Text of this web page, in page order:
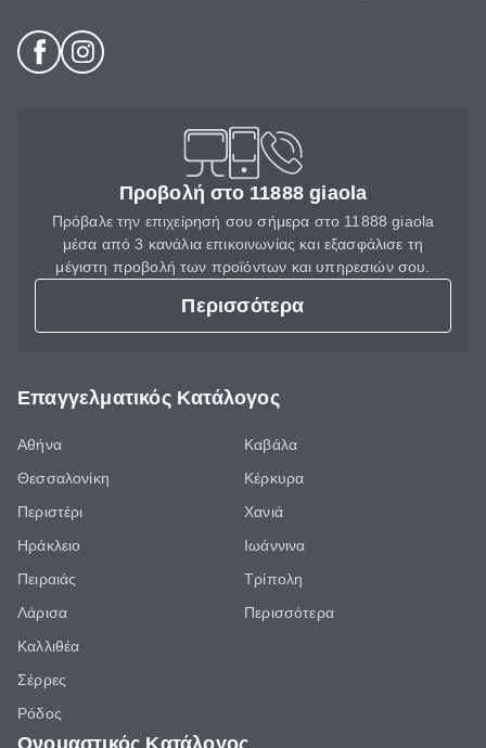
Προβολή στο 11888 giaola
Πρόβαλε την επιχείρησή σου σήμερα στο 11888 giaola
μέσα από 3 κανάλια επικοινωνίας και εξασφάλισε τη
μέγιστη προβολή των προϊόντων και υπηρεσιών σου.
Περισσότερα
Επαγγελματικός Κατάλογος
Αθήνα
Θεσσαλονίκη
Περιστέρι
Ηράκλειο
Πειραιάς
Λάρισα
Καλλιθέα
Σέρρες
Ρόδος
Καβάλα
Κέρκυρα
Χανιά
Ιωάννινα
Τρίπολη
Περισσότερα
Ονομαστικός Κατάλογος